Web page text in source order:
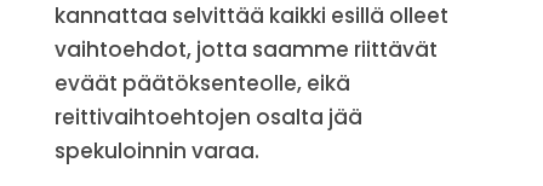
kannattaa selvittää kaikki esillä olleet
vaihtoehdot, jotta saamme riittävät
eväät päätöksenteolle, eikä
reittivaihtoehtojen osalta jää
spekuloinnin varaa.